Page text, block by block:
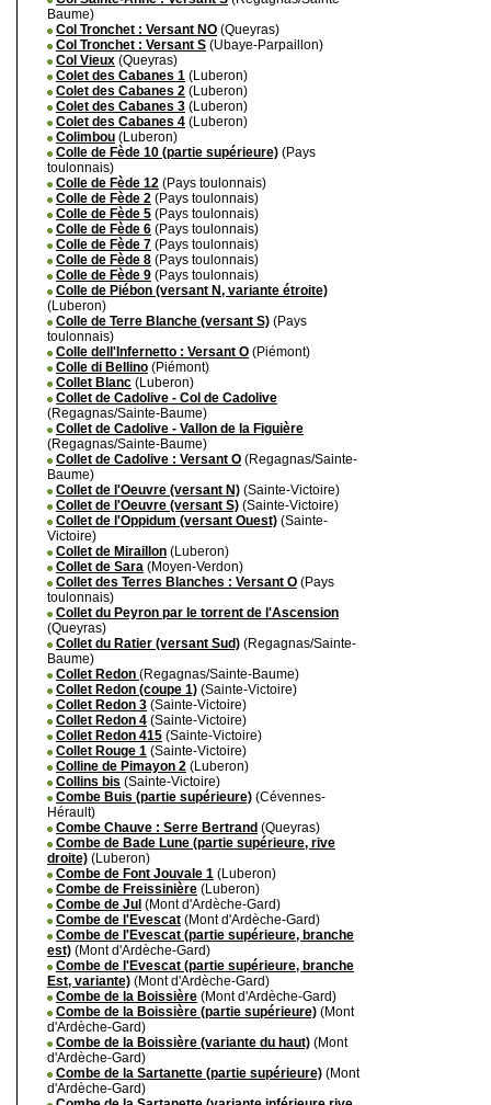
Baume)
Col Tronchet : Versant NO (Queyras)
Col Tronchet : Versant S (Ubaye-Parpaillon)
Col Vieux (Queyras)
Colet des Cabanes 1 (Luberon)
Colet des Cabanes 2 (Luberon)
Colet des Cabanes 3 (Luberon)
Colet des Cabanes 4 (Luberon)
Colimbou (Luberon)
Colle de Fède 10 (partie supérieure) (Pays
toulonnais)
Colle de Fède 12 (Pays toulonnais)
Colle de Fède 2 (Pays toulonnais)
Colle de Fède 5 (Pays toulonnais)
Colle de Fède 6 (Pays toulonnais)
Colle de Fède 7 (Pays toulonnais)
Colle de Fède 8 (Pays toulonnais)
Colle de Fède 9 (Pays toulonnais)
Colle de Piébon (versant N, variante étroite)
(Luberon)
Colle de Terre Blanche (versant S) (Pays
toulonnais)
Colle dell'Infernetto : Versant O (Piémont)
Colle di Bellino (Piémont)
Collet Blanc (Luberon)
Collet de Cadolive - Col de Cadolive
(Regagnas/Sainte-Baume)
Collet de Cadolive - Vallon de la Figuière
(Regagnas/Sainte-Baume)
Collet de Cadolive : Versant O (Regagnas/Sainte-
Baume)
Collet de l'Oeuvre (versant N) (Sainte-Victoire)
Collet de l'Oeuvre (versant S) (Sainte-Victoire)
Collet de l'Oppidum (versant Ouest) (Sainte-
Victoire)
Collet de Miraillon (Luberon)
Collet de Sara (Moyen-Verdon)
Collet des Terres Blanches : Versant O (Pays
toulonnais)
Collet du Peyron par le torrent de l'Ascension
(Queyras)
Collet du Ratier (versant Sud) (Regagnas/Sainte-
Baume)
Collet Redon (Regagnas/Sainte-Baume)
Collet Redon (coupe 1) (Sainte-Victoire)
Collet Redon 3 (Sainte-Victoire)
Collet Redon 4 (Sainte-Victoire)
Collet Redon 415 (Sainte-Victoire)
Collet Rouge 1 (Sainte-Victoire)
Colline de Pimayon 2 (Luberon)
Collins bis (Sainte-Victoire)
Combe Buis (partie supérieure) (Cévennes-
Hérault)
Combe Chauve : Serre Bertrand (Queyras)
Combe de Bade Lune (partie supérieure, rive
droite) (Luberon)
Combe de Font Jouvale 1 (Luberon)
Combe de Freissinière (Luberon)
Combe de Jul (Mont d'Ardèche-Gard)
Combe de l'Evescat (Mont d'Ardèche-Gard)
Combe de l'Evescat (partie supérieure, branche
est) (Mont d'Ardèche-Gard)
Combe de l'Evescat (partie supérieure, branche
Est, variante) (Mont d'Ardèche-Gard)
Combe de la Boissière (Mont d'Ardèche-Gard)
Combe de la Boissière (partie supérieure) (Mont
d'Ardèche-Gard)
Combe de la Boissière (variante du haut) (Mont
d'Ardèche-Gard)
Combe de la Sartanette (partie supérieure) (Mont
d'Ardèche-Gard)